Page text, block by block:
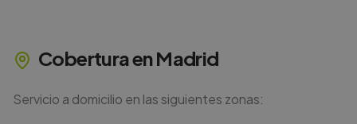
Cobertura enMadrid
Servicio a domicilio en las siguientes zonas: